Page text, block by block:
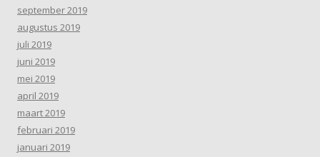
september 2019
augustus 2019
juli 2019
juni 2019
mei 2019
april 2019
maart 2019
februari 2019
januari 2019